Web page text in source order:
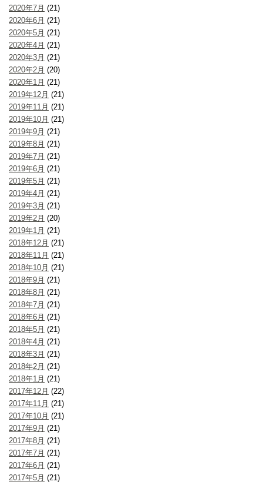
2020年7月 (21)
2020年6月 (21)
2020年5月 (21)
2020年4月 (21)
2020年3月 (21)
2020年2月 (20)
2020年1月 (21)
2019年12月 (21)
2019年11月 (21)
2019年10月 (21)
2019年9月 (21)
2019年8月 (21)
2019年7月 (21)
2019年6月 (21)
2019年5月 (21)
2019年4月 (21)
2019年3月 (21)
2019年2月 (20)
2019年1月 (21)
2018年12月 (21)
2018年11月 (21)
2018年10月 (21)
2018年9月 (21)
2018年8月 (21)
2018年7月 (21)
2018年6月 (21)
2018年5月 (21)
2018年4月 (21)
2018年3月 (21)
2018年2月 (21)
2018年1月 (21)
2017年12月 (22)
2017年11月 (21)
2017年10月 (21)
2017年9月 (21)
2017年8月 (21)
2017年7月 (21)
2017年6月 (21)
2017年5月 (21)